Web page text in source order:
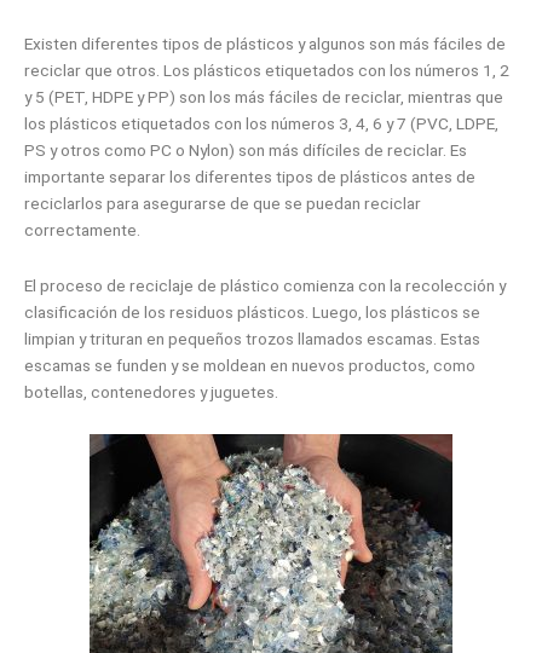
Existen diferentes tipos de plásticos y algunos son más fáciles de
reciclar que otros. Los plásticos etiquetados con los números 1, 2
y 5 (PET, HDPE y PP) son los más fáciles de reciclar, mientras que
los plásticos etiquetados con los números 3, 4, 6 y 7 (PVC, LDPE,
PS y otros como PC o Nylon) son más difíciles de reciclar. Es
importante separar los diferentes tipos de plásticos antes de
reciclarlos para asegurarse de que se puedan reciclar
correctamente.
El proceso de reciclaje de plástico comienza con la recolección y
clasificación de los residuos plásticos. Luego, los plásticos se
limpian y trituran en pequeños trozos llamados escamas. Estas
escamas se funden y se moldean en nuevos productos, como
botellas, contenedores y juguetes.